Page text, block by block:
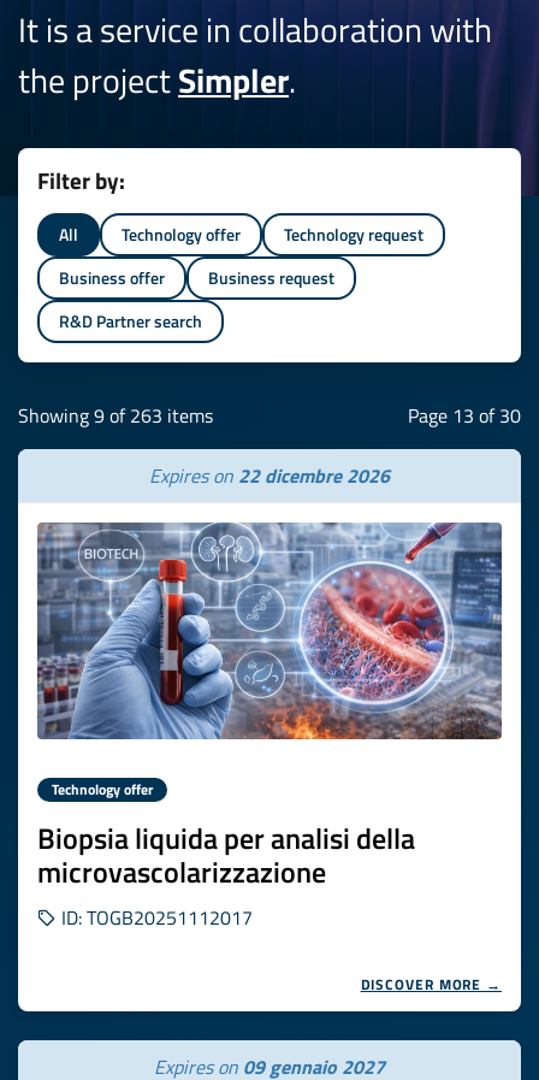
It is a service in collaboration with
the projectSimpler.
Filter by:
All Technology offer
Technology request
Business offer
Business request
R&D Partner search
Showing 9 of 263 items Page 13 of 30
Expires on 22 dicembre 2026
Technology offer
Biopsia liquida per analisi della
microvascolarizzazione
ID: TOGB20251112017
DISCOVER MORE →
Expires on 09 gennaio 2027